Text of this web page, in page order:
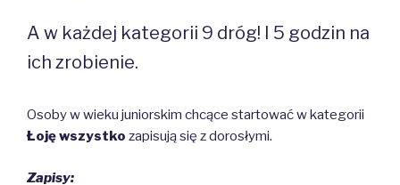
A w każdej kategorii 9 dróg! I 5 godzin na
ich zrobienie.
Osoby w wieku juniorskim chcące startować w kategorii
Łoję wszystko zapisują się z dorosłymi.
Zapisy: